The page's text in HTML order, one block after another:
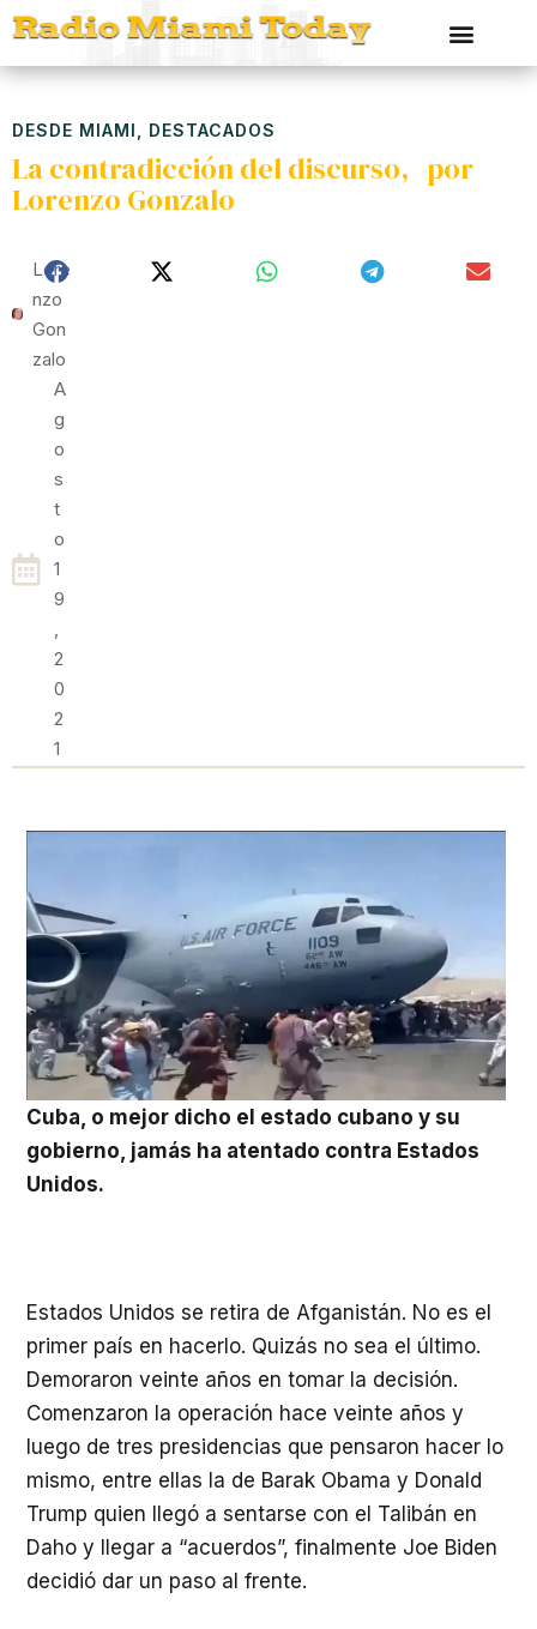
DESDE MIAMI DESTACADOS
La contradicción del discurso, por
Lorenzo Gonzalo
Lore
Nzo
Gon
Zalo
A
G
O
S
T
O
1
9
,
2
0
2
1
Cuba, o mejor dicho el estado cubano y su
gobierno, jamás ha atentado contra Estados
Unidos.
Estados Unidos se retira de Afganistán. No es el
primer país en hacerlo. Quizás no sea el último.
Demoraron veinte años en tomar la decisión.
Comenzaron la operación hace veinte años y
luego de tres presidencias que pensaron hacer lo
mismo, entre ellas la de Barak Obama y Donald
Trump quien llegó a sentarse con el Talibán en
Daho y llegar a “acuerdos”, finalmente Joe Biden
decidió dar un paso al frente.